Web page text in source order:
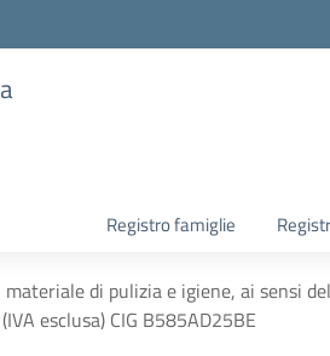
Registro famiglie
di pulizia e igiene, ai sensi
esclusa) CIG B585AD25BE